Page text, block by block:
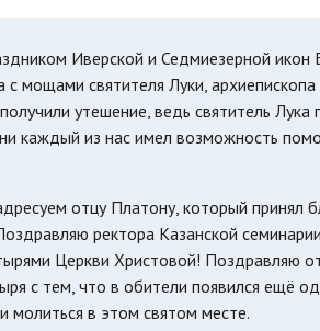
Иверской и Седмиезерной
мощами святителя Луки,
утешение, ведь святитель Лука
каждый из нас имел возможность
отцу Платону, который принял
ректора Казанской
Церкви Христовой! Поздравляю
с тем, что в обители появился ещё
молиться в этом святом месте.